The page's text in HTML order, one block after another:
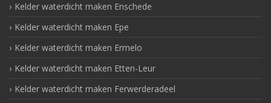
Kelder waterdicht maken Enschede
Kelder waterdicht maken Epe
Kelder waterdicht maken Ermelo
Kelder waterdicht maken Etten-Leur
Kelder waterdicht maken Ferwerderadeel